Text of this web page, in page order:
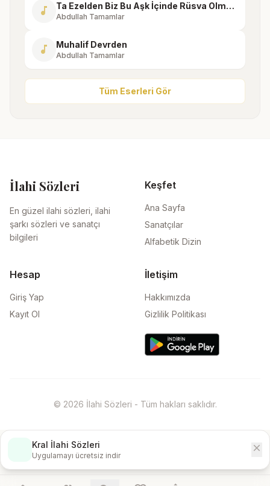
music_note Ta Ezelden Biz Bu Aşk İçinde Rüsva Olmuşuz
Abdullah Tamamlar
music_note Muhalif Devrden
Abdullah Tamamlar
Tüm Eserleri Gör
İlahi Sözleri
En güzel ilahi sözleri, ilahi
şarkı sözleri ve sanatçı
bilgileri
Keşfet
Ana Sayfa
Sanatçılar
Alfabetik Dizin
Hesap
Giriş Yap
Kayıt Ol
İletişim
Hakkımızda
Gizlilik Politikası
© 2026 İlahi Sözleri - Tüm hakları saklıdır.
Kral İlahi Sözleri
Uygulamayı ücretsiz indir
close